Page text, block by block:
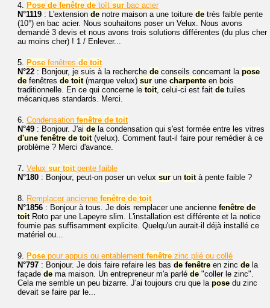
4. Pose de fenêtre de toît sur bac acier
N°1119 : L'extension de notre maison a une toiture de très faible pente
(10°) en bac acier. Nous souhaitons poser un Velux. Nous avons
demandé 3 devis et nous avons trois solutions différentes (du plus cher
au moins cher) ! 1 / Enlever...
5. Pose fenêtres de toit
N°22 : Bonjour, je suis à la recherche de conseils concernant la pose
de fenêtres de toit(marque velux) sur une charpente en bois
traditionnelle. En ce qui concerne le toit, celui-ci est fait de tuiles
mécaniques standards. Merci.
6. Condensation fenêtre de toit
N°49 : Bonjour. J'ai de la condensation qui s'est formée entre les vitres
d'une fenêtre de toit(velux). Comment faut-il faire pour remédier à ce
problème ? Merci d'avance.
7. Velux sur toitpente faible
N°180 : Bonjour, peut-on poser un velux sur un toità pente faible ?
8. Remplacer ancienne fenêtre de toit
N°1856 : Bonjour à tous. Je dois remplacer une ancienne fenêtre de
toitRoto par une Lapeyre slim. L'installation est différente et la notice
fournie pas suffisamment explicite. Quelqu'un aurait-il déjà installé ce
matériel ou...
9. Pose pour appuis ou entablement fenêtre zinc plié ou collé
N°797 : Bonjour. Je dois faire refaire les bas de fenêtre en zinc de la
façade de ma maison. Un entrepreneur m'a parlé de "coller le zinc".
Cela me semble un peu bizarre. J'ai toujours cru que la pose du zinc
devait se faire par le...